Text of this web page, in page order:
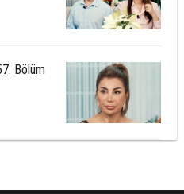
Bölüm